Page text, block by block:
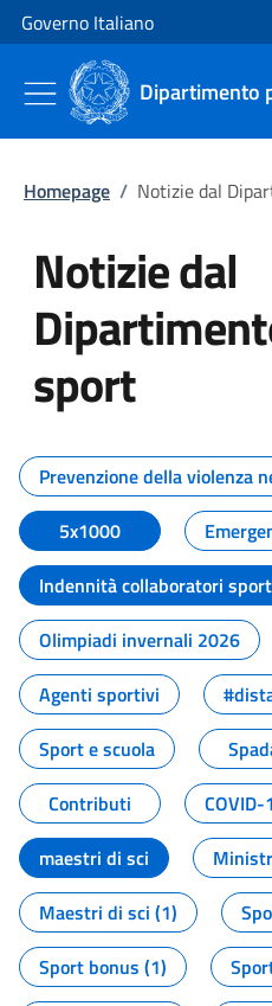
Vai al contenuto
Vai alla navigazione del sito
Governo Italiano
Dipartimento
Homepage / Notizie dal
Notizie dal
sport
Tutti i contenuti
Prevenzione della violenza
5x1000
Indennità collaboratori
Olimpiadi invernali 2026
Agenti sportivi
Sport e scuola
Contributi
COVID-
maestri di sci
Maestri di sci (1)
Sport bonus (1)